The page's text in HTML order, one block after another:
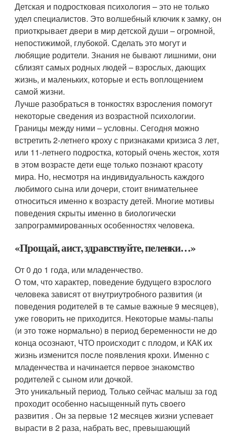
Детская и подростковая психология – это не только
удел специалистов. Это волшебный ключик к замку, он
приоткрывает двери в мир детской души – огромной,
непостижимой, глубокой. Сделать это могут и
любящие родители. Знания не бывают лишними, они
сблизят самых родных людей – взрослых, дающих
жизнь, и маленьких, которые и есть воплощением
самой жизни.
Лучше разобраться в тонкостях взросления помогут
некоторые сведения из возрастной психологии.
Границы между ними – условны. Сегодня можно
встретить 2-летнего кроху с признаками кризиса 3 лет,
или 11-летнего подростка, который очень жесток, хотя
в этом возрасте дети еще только познают красоту
мира. Но, несмотря на индивидуальность каждого
любимого сына или дочери, стоит внимательнее
относиться именно к возрасту детей. Многие мотивы
поведения скрыты именно в биологически
запрограммированных особенностях человека.
«Прощай, аист, здравствуйте, пеленки…»
От 0 до 1 года, или младенчество.
О том, что характер, поведение будущего взрослого
человека зависят от внутриутробного развития (и
поведения родителей в те самые важные 9 месяцев),
уже говорить не приходится. Некоторые мамы-папы
(и это тоже нормально) в период беременности не до
конца осознают, ЧТО происходит с плодом, и КАК их
жизнь изменится после появления крохи. Именно с
младенчества и начинается первое знакомство
родителей с сыном или дочкой.
Это уникальный период. Только сейчас малыш за год
проходит особенно насыщенный путь своего
развития . Он за первые 12 месяцев жизни успевает
вырасти в 2 раза, набрать вес, превышающий